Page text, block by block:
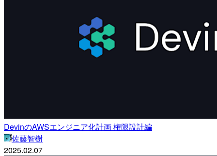
DevinのAWSエンジニア化計画 権限設計編
佐藤智樹
2025.02.07